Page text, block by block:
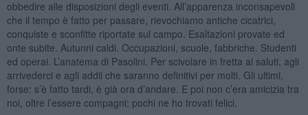
obbedire alle disposizioni degli eventi. All’apparenza inconsapevoli
che il tempo è fatto per passare, rievochiamo antiche cicatrici,
conquiste e sconfitte riportate sul campo. Esaltazioni provate ed
onte subite. Autunni caldi. Occupazioni, scuole, fabbriche. Studenti
ed operai. L’anatema di Pasolini. Per scivolare in fretta ai saluti, agli
arrivederci e agli addii che saranno definitivi per molti. Gli ultimi,
forse: s’è fatto tardi, è già ora d’andare. E poi non c’era amicizia tra
noi, oltre l’essere compagni; pochi ne ho trovati felici.